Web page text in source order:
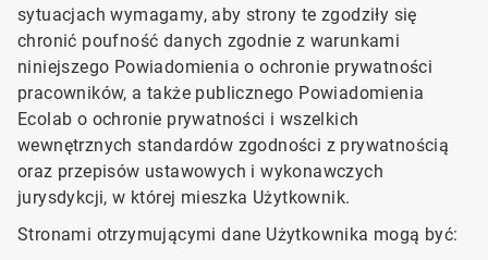
sytuacjach wymagamy, aby strony te zgodziły się
chronić poufność danych zgodnie z warunkami
niniejszego Powiadomienia o ochronie prywatności
pracowników, a także publicznego Powiadomienia
Ecolab o ochronie prywatności i wszelkich
wewnętrznych standardów zgodności z prywatnością
oraz przepisów ustawowych i wykonawczych
jurysdykcji, w której mieszka Użytkownik.
Stronami otrzymującymi dane Użytkownika mogą być: